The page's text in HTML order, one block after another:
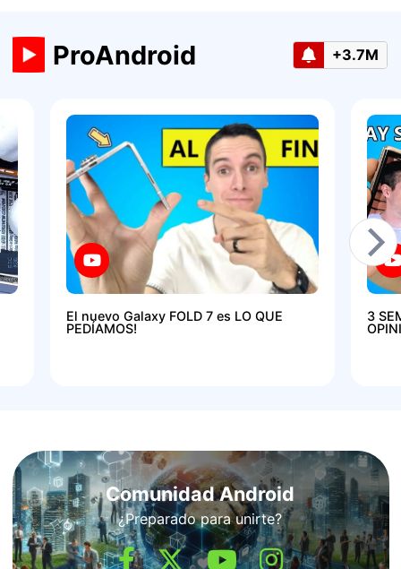
ProAndroid +3.7M
El nuevo Galaxy FOLD 7 es LO QUE
PEDÍAMOS!
3
Comunidad Android
¿Preparado para unirte?